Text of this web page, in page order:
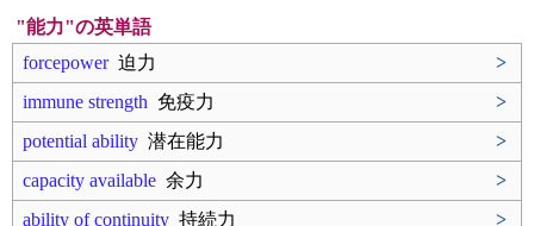
"能力"の英単語
forcepower迫力
>
immune strength 免疫力
>
potential ability 潜在能力
>
capacity available 余力
>
ability of continuity 持続力
>